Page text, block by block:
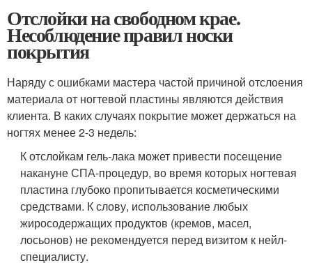
Отслойки на свободном крае.
Несоблюдение правил носки
покрытия
Наряду с ошибками мастера частой причиной отслоения
материала от ногтевой пластины являются действия
клиента. В каких случаях покрытие может держаться на
ногтях менее 2-3 недель:
К отслойкам гель-лака может привести посещение
накануне СПА-процедур, во время которых ногтевая
пластина глубоко пропитывается косметическими
средствами. К слову, использование любых
жиросодержащих продуктов (кремов, масел,
лосьонов) не рекомендуется перед визитом к нейл-
специалисту.